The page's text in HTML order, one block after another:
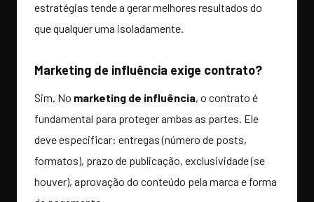
estratégias tende a gerar melhores resultados do
que qualquer uma isoladamente.
Marketing de influência exige contrato?
Sim. No marketing de influência, o contrato é
fundamental para proteger ambas as partes. Ele
deve especificar: entregas (número de posts,
formatos), prazo de publicação, exclusividade (se
houver), aprovação do conteúdo pela marca e forma